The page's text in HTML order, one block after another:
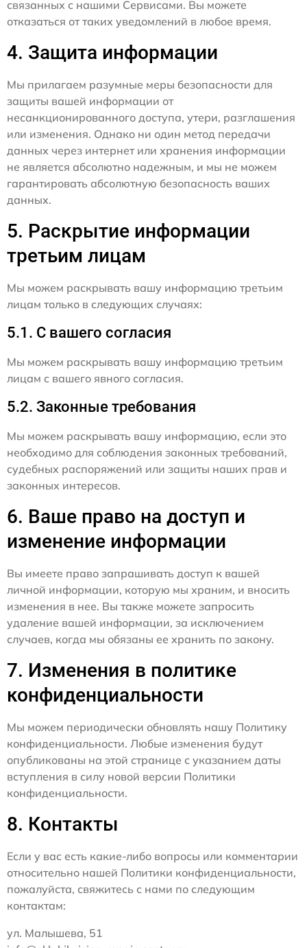
связанных с нашими Сервисами. Вы можете
отказаться от таких уведомлений в любое время.
4. Защита информации
Мы прилагаем разумные меры безопасности для
защиты вашей информации от
несанкционированного доступа, утери, разглашения
или изменения. Однако ни один метод передачи
данных через интернет или хранения информации
не является абсолютно надежным, и мы не можем
гарантировать абсолютную безопасность ваших
данных.
5. Раскрытие информации
третьим лицам
Мы можем раскрывать вашу информацию третьим
лицам только в следующих случаях:
5.1. С вашего согласия
Мы можем раскрывать вашу информацию третьим
лицам с вашего явного согласия.
5.2. Законные требования
Мы можем раскрывать вашу информацию, если это
необходимо для соблюдения законных требований,
судебных распоряжений или защиты наших прав и
законных интересов.
6. Ваше право на доступ и
изменение информации
Вы имеете право запрашивать доступ к вашей
личной информации, которую мы храним, и вносить
изменения в нее. Вы также можете запросить
удаление вашей информации, за исключением
случаев, когда мы обязаны ее хранить по закону.
7. Изменения в политике
конфиденциальности
Мы можем периодически обновлять нашу Политику
конфиденциальности. Любые изменения будут
опубликованы на этой странице с указанием даты
вступления в силу новой версии Политики
конфиденциальности.
8. Контакты
Если у вас есть какие-либо вопросы или комментарии
относительно нашей Политики конфиденциальности,
пожалуйста, свяжитесь с нами по следующим
контактам:
ул. Малышева, 51